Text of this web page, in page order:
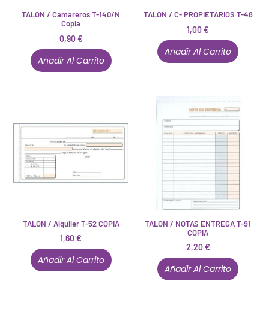
TALON / Camareros T-140/N
Copia
0,90€
Añadir Al Carrito
TALON / C- PROPIETARIOS T-48
1,00€
Añadir Al Carrito
TALON / Alquiler T-52 COPIA
1,60€
Añadir Al Carrito
TALON / NOTAS ENTREGA T-91
COPIA
2,20€
Añadir Al Carrito